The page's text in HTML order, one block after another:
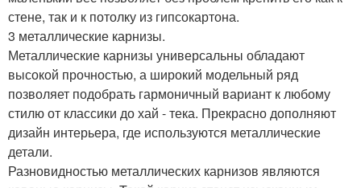
стене, так и к потолку из гипсокартона.
3 металлические карнизы.
Металлические карнизы универсальны обладают
высокой прочностью, а широкий модельный ряд
позволяет подобрать гармоничный вариант к любому
стилю от классики до хай - тека. Прекрасно дополняют
дизайн интерьера, где используются металлические
детали.
Разновидностью металлических карнизов являются